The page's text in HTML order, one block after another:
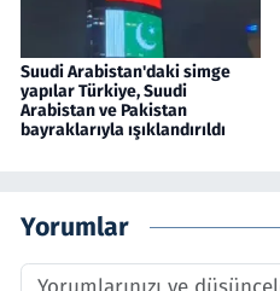
Suudi Arabistan'daki simge
yapılar Türkiye, Suudi
Arabistan ve Pakistan
bayraklarıyla ışıklandırıldı
Yorumlar